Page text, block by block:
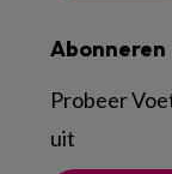
Abonneren
Probeer
uit